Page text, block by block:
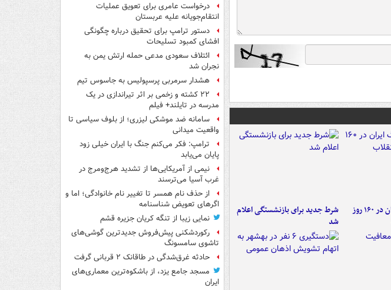
۶ دستاورد بزرگ ایران در ۱۶۰ روز
شرط جدید برای بازنشستگی اعلام
شد
درخواست عامری برای تعویق عملیات
انتقام‌جویانه علیه عربستان
دستور ترامپ برای تحقیق درباره چگونگی
افشای کمبود تسلیحات
ائتلاف سعودی مدعی حمله ارتش یمن به
نجران شد
هشدار سرمربی پرسپولیس به جاسوس تیم
۲۲ کشته و زخمی بر اثر تیراندازی در یک
مدرسه در تایلند+ فیلم
سامانه ضد موشکی لیزری؛ از بلوف سیاسی تا
واقعیت میدانی
ترامپ: فکر می‌کنم جنگ با ایران خیلی زود
پایان می‌یابد
نیمی از آمریکایی‌ها از تشدید هرج‌ومرج در
غرب آسیا می‌ترسند
از حذف نام همسر تا تغییر نام خانوادگی؛ اما و
اگرهای تعویض شناسنامه
نمایی زیبا از تنگه کریان جزیره قشم
رکوردشکنی پیش‌فروش جدیدترین گوشی‌های
تاشوی سامسونگ
حادثه غرق‌شدگی در طاقانک ۲ قربانی گرفت
مسجد جامع یزد، از باشکوه‌ترین معماری‌های
ایران